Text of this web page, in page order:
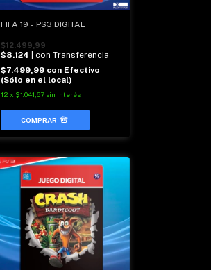
FIFA 19 - PS3 DIGITAL
$12.499,99
$8.124
| con Transferencia
$7.499,99 con Efectivo
(Sólo en el local)
12 x $1.041,67 sin interés